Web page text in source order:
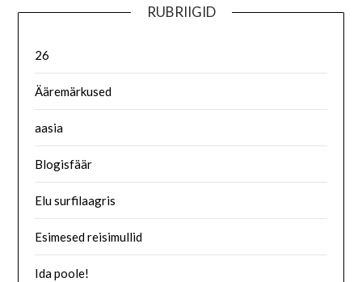
RUBRIIGID
26
Ääremärkused
aasia
Blogisfäär
Elu surfilaagris
Esimesed reisimullid
Ida poole!